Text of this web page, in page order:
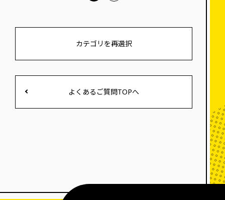
カテゴリを再選択
よくあるご質問TOPへ